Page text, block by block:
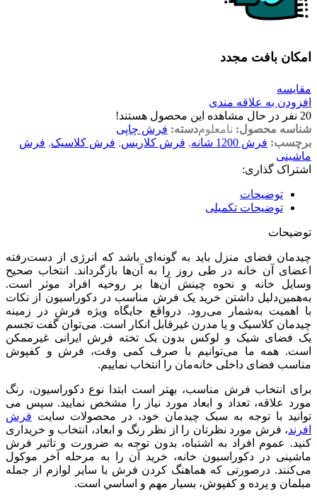
امکان بافت مجدد
مقایسه
افزودن به علاقه مندی
20 نفر در حال مشاهده این محصول هستند!
شناسه محصول: نامعلومدسته: فرش چاپی
برچسب: فرش 1200 شانه , فرش کلاریس, فرش کلاسیک, فرش
ماشینی
اشتراک گذاری:
توضیحات
توضیحات تکمیلی
توضیحات
چیدمان فضای منزل باید به گونه‌ای باشد که انرژی از دست‌رفته
اعضای آن خانه در طی روز را به آن‌ها بازگرداند. انتخاب صحیح
وسایل خانه و نحوه چینش آن‌ها بر روحیه افراد موثر است.
به‌همین‌دلیل داشتن خرید یک فرش مناسب در دکوراسیون از نکات
با اهمیت به‌شمار می‌رود. درواقع جایگاه ویژه فرش در زمینه
چیدمان کلاسیک و یا مدرن غیرقابل انکار است. می‌توان گفت تجسم
یک فضای شیک و لوکس بدون یک تخته فرش ایرانی غیرممکن
است. همه ما می‌توانیم با صرف کمی وقت، فرش و کفپوش
مناسب فضای داخلی خانه‌مان را انتخاب نماييم.
برای انتخاب فرش مناسب، بهتر است ابتدا نوع دکوراسیون، رنگ
مورد علاقه، تعداد و ابعاد مورد نیاز را مشخص نمایید. سپس می
توانید با توجه به سبک چیدمان خود، در محصولات سایت فرش
افرند، فرش مورد نظرتان را از نظر رنگ و ابعاد، انتخاب و خریداری
کنید. عموم افراد به اشتباه، بدون توجه به ضرورت و تاثیر فرش
ماشینی در دکوراسیون خانه، خرید آن را به مرحله آخر موکول
می‌کنند. درصورتی که هماهنگ کردن فرش با سایر لوازم از جمله
مبلمان و پرده و کفپوش، بسيار مهم و اساسي است.